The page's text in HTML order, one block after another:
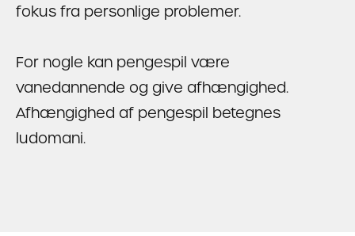
fokus fra personlige problemer.
For nogle kan pengespil være
vanedannende og give afhængighed.
Afhængighed af pengespil betegnes
ludomani.